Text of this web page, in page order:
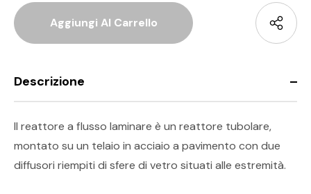
Descrizione
Il reattore a flusso laminare è un reattore tubolare,
montato su un telaio in acciaio a pavimento con due
diffusori riempiti di sfere di vetro situati alle estremità.